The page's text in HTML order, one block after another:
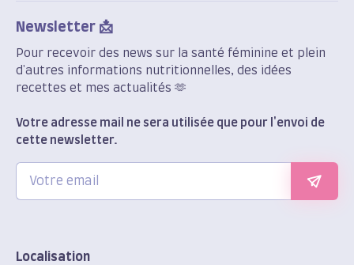
Newsletter 📩
Pour recevoir des news sur la santé féminine et plein
d'autres informations nutritionnelles, des idées
recettes et mes actualités 🫶
Votre adresse mail ne sera utilisée que pour l'envoi de
cette newsletter.
Localisation